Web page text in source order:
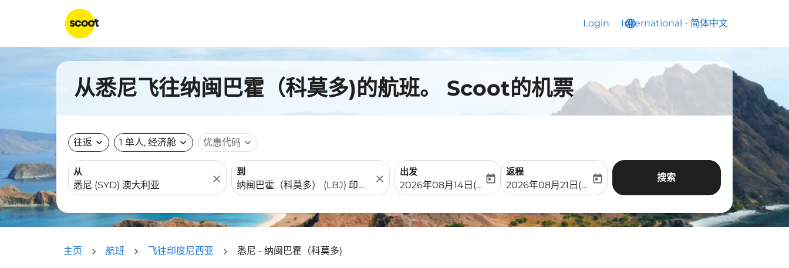
Login language
International - 简体中文
keyboard_arrow_down
从悉尼飞往纳闽巴霍（科莫多)的航班。 Scoot的机票
往返 expand_more 1 单人, 经济舱 expand_more 优惠代码 expand_more
从
close
到
close
出发
fc-booking-departure-date-aria-label
2026年08月14日(周五)
today
返程
fc-booking-return-date-aria-label
2026年08月21日(周五)
today 搜索
主页 航班 飞往印度尼西亚 悉尼 - 纳闽巴霍（科莫多)